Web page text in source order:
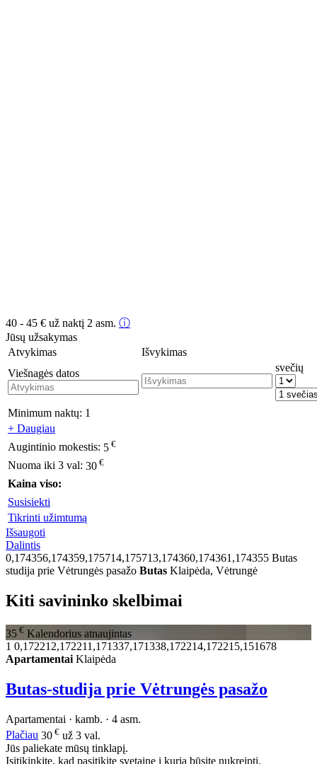
40 - 45 € už naktį 2 asm. ⓘ
Jūsų užsakymas
Atvykimas
Išvykimas
Viešnagės datos
svečių
Minimum naktų: 1
+ Daugiau
Augintinio mokestis: 5 €
Nuoma iki 3 val: 30 €
Kaina viso:
Susisiekti
Tikrinti užimtumą
Išsaugoti
Dalintis
0,174356,174359,175714,175713,174360,174361,174355 Butas
studija prie Vėtrungės pasažo Butas Klaipėda, Vėtrungė
Kiti savininko skelbimai
35 € Kalendorius atnaujintas
1 0,172212,172211,171337,171338,172214,172215,151678
Apartamentai Klaipėda
Butas-studija prie Vėtrungės pasažo
Apartamentai · kamb. · 4 asm.
Plačiau 30 € už 3 val.
Jūs paliekate mūsų tinklapį.
Isitikinkite, kad pasitikite svetaine į kurią būsite nukreipti.